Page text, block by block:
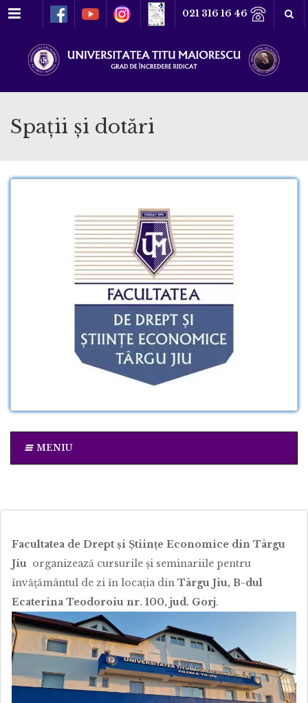
Meniu 021 316 16 46
Spaţii şi dotări
MENIU
Facultatea de Drept și Științe Economice din Târgu
Jiu organizează cursurile şi seminariile pentru
învăţământul de zi în locaţia din Târgu Jiu, B-dul
Ecaterina Teodoroiu nr. 100, jud. Gorj.